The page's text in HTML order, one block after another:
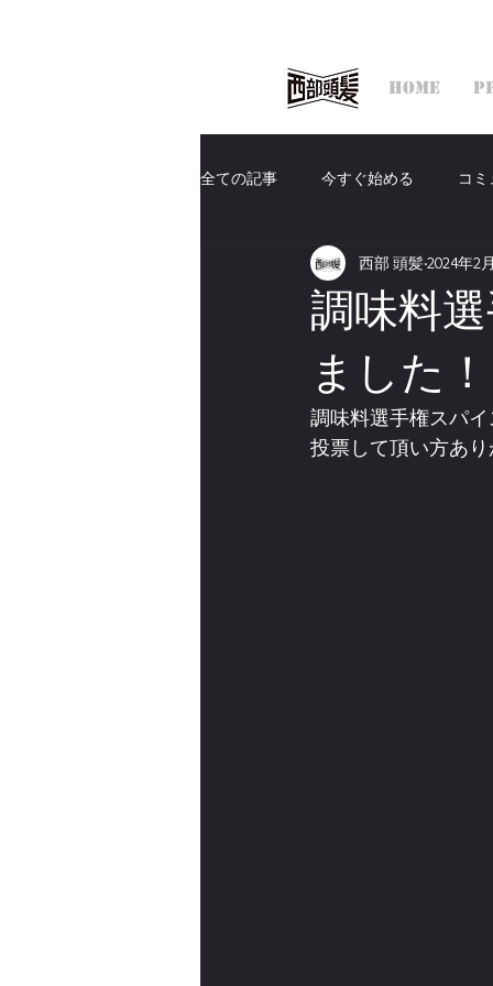
HOME
全ての記事 今すぐ始める コ
調味料
ました！
西部 頭髪2024年2
調味料選手権スパ
投票して頂い方あ